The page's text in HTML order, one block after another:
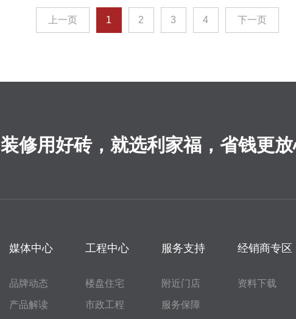
上一页 1 2 3 4 下一页
装修用好砖，就选利家福，省钱更
媒体中心
品牌动态
产品解读
工程中心
楼盘住宅
市政工程
服务支持
附近门店
服务保障
经销商专区
资料下载